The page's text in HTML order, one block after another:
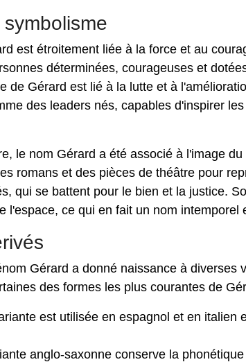
est étroitement liée à la force et au
déterminées, courageuses et
de Gérard est lié à la lutte et à
des leaders nés, capables d'inspirer
le nom Gérard a été associé à l'image
romans et des pièces de théâtre pour
qui se battent pour le bien et la justice.
l'espace, ce qui en fait un nom intemporel
Gérard a donné naissance à diverses
des formes les plus courantes de
est utilisée en espagnol et en italien
anglo-saxonne conserve la